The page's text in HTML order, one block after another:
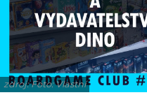
zdroj: Foto: Vlastní